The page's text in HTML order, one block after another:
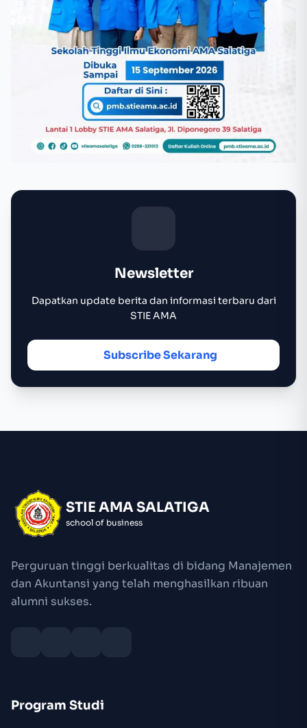
Newsletter
Dapatkan update berita dan informasi terbaru dari
STIE AMA
Subscribe Sekarang
STIE AMA SALATIGA
school of business
Perguruan tinggi berkualitas di bidang Manajemen
dan Akuntansi yang telah menghasilkan ribuan
alumni sukses.
Program Studi